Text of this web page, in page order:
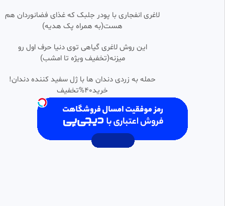
لاغری انفجاری با پودر جلبک که غذای فضانوردان هم
هست(به همراه پک هدیه)
این روش لاغری گیاهی توی دنیا حرف اول رو
میزنه(تخفیف ویژه تا امشب)
حمله به زردی دندان ها با ژل سفید کننده دندان!
خرید40%تخفیف